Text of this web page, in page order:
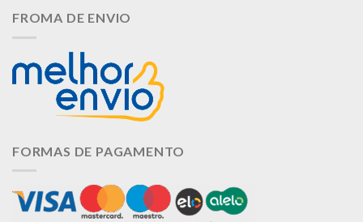
FROMA DE ENVIO
FORMAS DE PAGAMENTO